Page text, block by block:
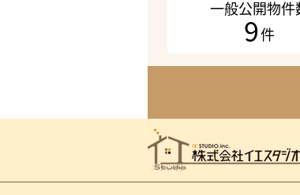
一般公開物件
9件